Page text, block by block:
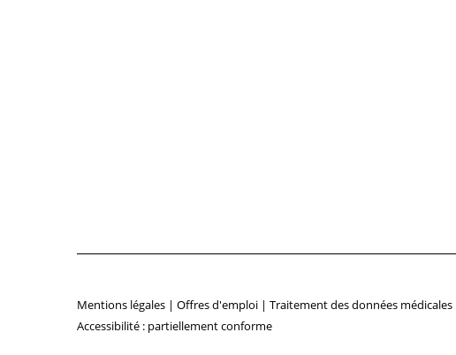
Mentions légales | Offres d'emploi | Traitement des données médicales
Accessibilité : partiellement conforme